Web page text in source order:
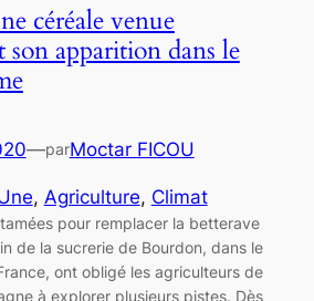
céréale venue
son apparition dans le
—parMoctar FICOU
, Agriculture, Climat
pour remplacer la betterave
de la sucrerie de Bourdon, dans le
ont obligé les agriculteurs de
à explorer plusieurs pistes. Dès